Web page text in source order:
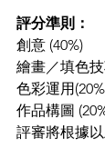
評分準則：
創意 (40%)
繪畫／填色技
色彩運用
作品構圖
評審將根據